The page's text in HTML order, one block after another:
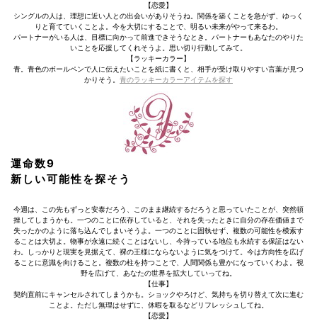
【恋愛】
シングルの人は、理想に近い人との出会いがありそうね。関係を築くことを急がず、ゆっく
りと育てていくことよ。今を大切にすることで、明るい未来がやって来るわ。
パートナーがいる人は、目標に向かって前進できそうなとき。パートナーもあなたのやりた
いことを応援してくれそうよ。思い切り行動してみて。
【ラッキーカラー】
青。青色のボールペンで人に伝えたいことを紙に書くと、相手が受け取りやすい言葉が見つ
かりそう。 青のラッキーカラーアイテムを探す
運命数9
新しい可能性を探そう
今週は、この先もずっと安泰だろう、このまま継続するだろうと思っていたことが、突然頓
挫してしまうかも。一つのことに依存していると、それを失ったときに自分の存在価値まで
失ったかのように落ち込んでしまいそうよ。一つのことに固執せず、複数の可能性を模索す
ることは大切よ。物事が永遠に続くことはないし、今持っている地位も永続する保証はない
わ。しっかりと現実を見据えて、裸の王様にならないように気をつけて。今は方向性を広げ
ることに意識を向けること。複数の柱を持つことで、人間関係も豊かになっていくわよ。視
野を広げて、あなたの世界を拡大していってね。
【仕事】
契約直前にキャンセルされてしまうかも。ショックやろけど、気持ちを切り替えて次に進む
ことよ。ただし無理はせずに、休暇を取るなどリフレッシュしてね。
【恋愛】